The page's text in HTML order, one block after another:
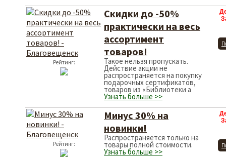
Рейтинг:
Скидки до -50%
практически на весь
ассортимент
товаров!
Такое нельзя пропускать.
Действие акции не
распространяется на покупку
подарочных сертификатов,
товаров из «Библиотеки а
Узнать больше >>
Рейтинг:
Минус 30% на
новинки!
Распространяется только на
товары полной стоимости.
Узнать больше >>